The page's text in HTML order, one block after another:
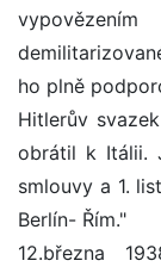
ho plně
Hitlerův
obrátil k Itálii.
smlouvy a 1.
Berlín- Řím."
12.března